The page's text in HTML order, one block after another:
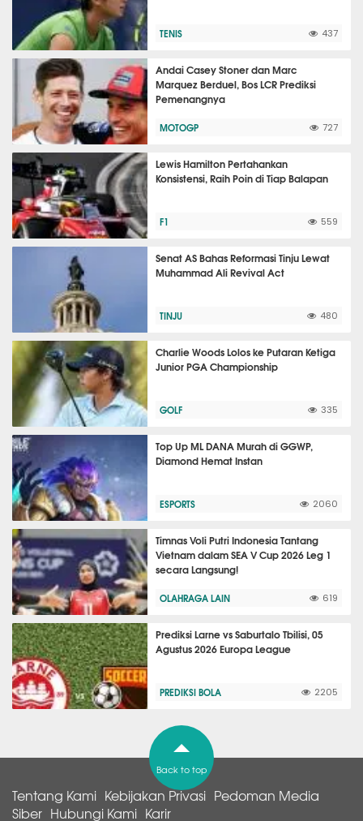
TENIS 437
Andai Casey Stoner dan Marc
Marquez Berduel, Bos LCR Prediksi
Pemenangnya
MOTOGP 727
Lewis Hamilton Pertahankan
Konsistensi, Raih Poin di Tiap Balapan
F1 559
Senat AS Bahas Reformasi Tinju Lewat
Muhammad Ali Revival Act
TINJU 480
Charlie Woods Lolos ke Putaran Ketiga
Junior PGA Championship
GOLF 335
Top Up ML DANA Murah di GGWP,
Diamond Hemat Instan
ESPORTS 2060
Timnas Voli Putri Indonesia Tantang
Vietnam dalam SEA V Cup 2026 Leg 1
secara Langsung!
OLAHRAGA LAIN 619
Prediksi Larne vs Saburtalo Tbilisi, 05
Agustus 2026 Europa League
PREDIKSI BOLA 2205
Back to top
Tentang Kami Kebijakan Privasi Pedoman Media
Siber Hubungi Kami Karir